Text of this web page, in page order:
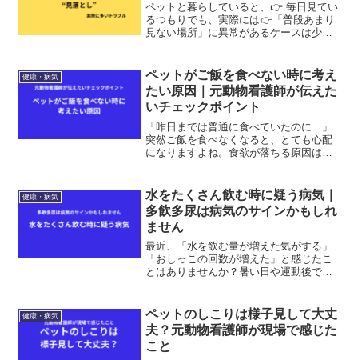
ペットと暮らしていると、👉 毎日見てい
るつもりでも、実際には👉「普段あまり
見ない場所」に異常があるケースは少な
た異常を発見することがあります。実際
によくあったケース例...
健康・病気
ペットがご飯を食べない時に考え
たい原因｜元動物看護師が伝えた
いチェックポイント
「昨日までは普通に食べていたのに…」
突然ご飯を食べなくなると、とても心配
になりますよね。食欲が落ちる原因はさ
今回は、元動物看護師として食欲不振の
時に考えたい原因をご紹介...
健康・病気
水をたくさん飲む時に疑う病気｜
多飲多尿は病気のサインかもしれ
ません
最近、「水を飲む量が増えた気がする」
「おしっこの回数が増えた」と感じたこ
とはありませんか？暑い日や運動後であ
の量や回数も増えている場合は注意が必
要です。今回は多飲多尿に...
健康・病気
ペットのしこりは様子見して大丈
夫？元動物看護師が現場で感じた
こと